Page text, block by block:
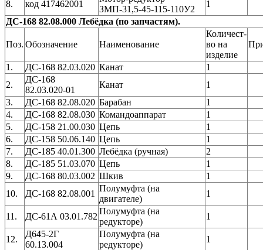
8. код 417462001
ЗМП-31,5-45-115-110У2
1
ДС-168 82.08.000 Лебёдка (по запчастям).
Поз. Обозначение Наименование
Количест-
во на
изделие
1. ДС-168 82.03.020 Канат
1
2.
ДС-168
82.03.020-01
Канат
1
3.
ДС-168 82.08.020 Барабан
1
4.
ДС-168 82.08.030 Командоаппарат
1
5.
ДС-158 21.00.030 Цепь
1
6.
ДС-158 50.06.140 Цепь
1
7.
ДС-185 40.01.300 Лебёдка (ручная)
2
8.
ДС-185 51.03.070 Цепь
1
9.
ДС-168 80.03.002 Шкив
1
10.
ДС-168 82.08.001
Полумуфта (на
двигателе)
1
11. ДС-61А 03.01.782
Полумуфта (на
редукторе)
1
12.
Д645-2Г
60.13.004
Полумуфта (на
редукторе)
1